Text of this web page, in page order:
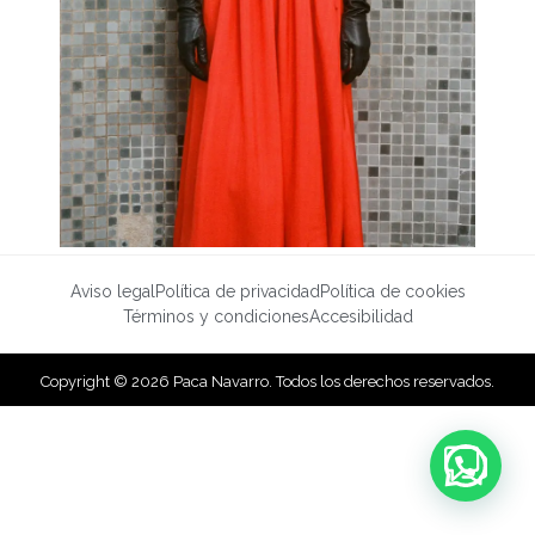
Aviso legalPolítica de privacidadPolítica de cookies
Términos y condicionesAccesibilidad
Copyright © 2026 Paca Navarro. Todos los derechos reservados.